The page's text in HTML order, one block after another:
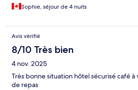
Sophie, séjour de 4 nuits
Avis vérifié
8/10 Très bien
4 nov. 2025
Très bonne situation hôtel sécurisé café
de repas